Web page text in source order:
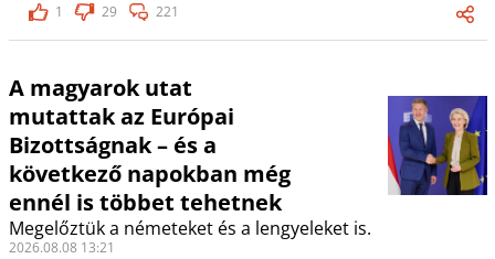
1
29 221
A magyarok utat
mutattak az Európai
Bizottságnak – és a
következő napokban még
ennél is többet tehetnek
Megelőztük a németeket és a lengyeleket is.
2026.08.08 13:21